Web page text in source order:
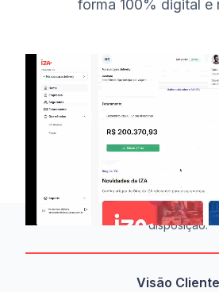
forma 100% digital e
Visão Corretor de
Parceiros corretores podem
contratos de seguro de suas
meio da nossa tecnologia
faturas, acompanhe a
deles e tenha sempre todos
disposição.
Visão Cliente